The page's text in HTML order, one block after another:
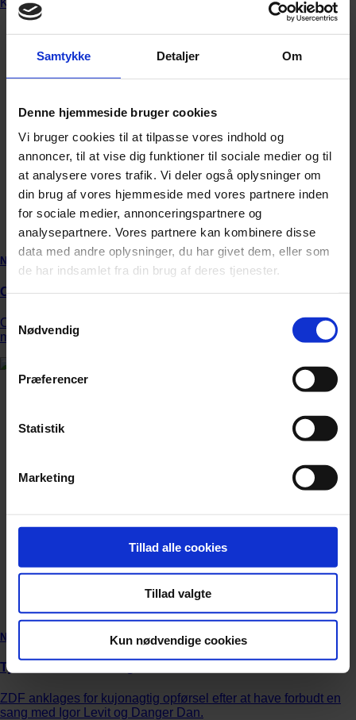
Samtykke Detaljer Om
Denne hjemmeside bruger cookies
Vi bruger cookies til at tilpasse vores indhold og
annoncer, til at vise dig funktioner til sociale medier og til
at analysere vores trafik. Vi deler også oplysninger om
din brug af vores hjemmeside med vores partnere inden
for sociale medier, annonceringspartnere og
analysepartnere. Vores partnere kan kombinere disse
data med andre oplysninger, du har givet dem, eller som
de har indsamlet fra din brug af deres tjenester.
Nødvendig
Præferencer
Statistik
Marketing
Tillad alle cookies
Tillad valgte
Kun nødvendige cookies
Nyhed
Orkesterledelse forbyder røde nelliker
Over 2.000 nelliker er uddelt i solidaritet med chefdirigenten,
men nu slår ledelsen hårdt ned på det røde symbol.
Nyhed
Tysk tv-station får hug efter censur
ZDF anklages for kujonagtig opførsel efter at have forbudt en
sang med Igor Levit og Danger Dan.